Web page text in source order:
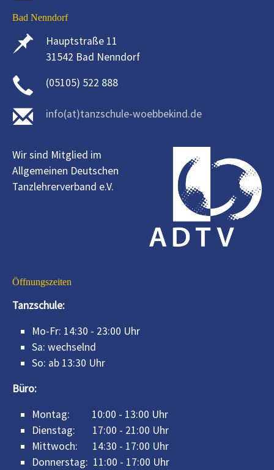
Bad Nenndorf
Hauptstraße 11
31542 Bad Nenndorf
(05105) 522 888
info(at)tanzschule-woebbekind.de
Wir sind Mitglied im
Allgemeinen Deutschen
Tanzlehrerverband e.V.
Öffnungszeiten
Tanzschule:
Mo-Fr: 14:30 - 23:00 Uhr
Sa: wechselnd
So: ab 13:30 Uhr
Büro:
Montag: 10:00 - 13:00 Uhr
Dienstag: 17:00 - 21:00 Uhr
Mittwoch: 14:30 - 17:00 Uhr
Donnerstag: 11:00 - 17:00 Uhr